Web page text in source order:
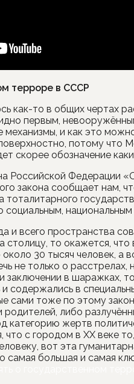
терроре в СССР
как-то в общих чертах
первым,
и как это
потому что
скорее обозначение
Российской Федерации
закона сообщает нам,
социальным,
и всего пространства
столицу, то окажется,
30 тысяч человек, а
не только о расстрелах,
заключении в шаражках,
содержались в
сами тоже по этому
родителей, либо
категорию жертв
что с городом в XX веке
вот эта
большая и самая